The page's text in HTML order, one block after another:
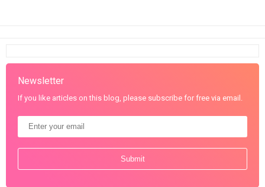
Newsletter
If you like articles on this blog, please subscribe for free via email.